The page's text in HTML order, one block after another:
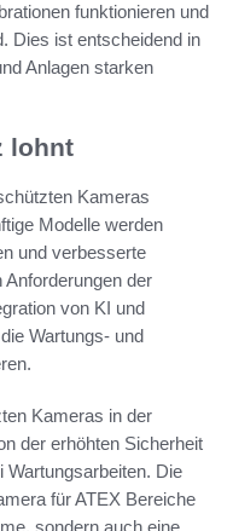
funktionieren und
Dies ist entscheidend in
Anlagen starken
lohnt
Kameras
Modelle werden
und verbesserte
der
von KI und
Wartungs- und
Kameras in der
der erhöhten Sicherheit
Die
für ATEX Bereiche
sondern auch eine